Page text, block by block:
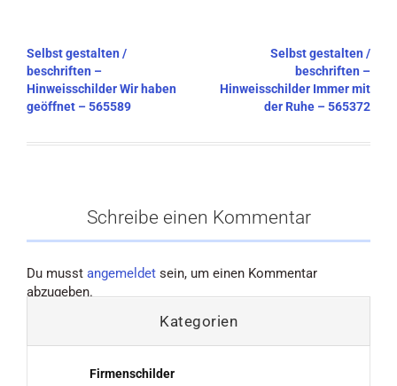
Beitragsnavigation
Selbst gestalten /
beschriften –
Hinweisschilder Wir haben
geöffnet – 565589
Selbst gestalten /
beschriften –
Hinweisschilder Immer mit
der Ruhe – 565372
Schreibe einen Kommentar
Du musst angemeldet sein, um einen Kommentar
abzugeben.
Kategorien
Firmenschilder